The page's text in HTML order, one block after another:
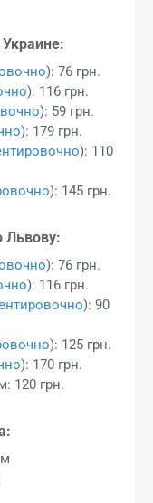
): 76 грн.
): 116 грн.
): 59 грн.
): 179 грн.
): 110
): 145 грн.
Львову:
): 76 грн.
): 116 грн.
): 90
): 125 грн.
): 170 грн.
120 грн.